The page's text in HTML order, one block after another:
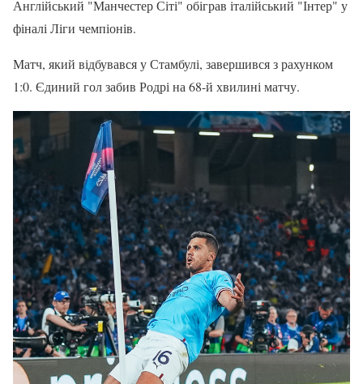
Англійський "Манчестер Сіті" обіграв італійський "Інтер" у
фіналі Ліги чемпіонів.
Матч, який відбувався у Стамбулі, завершився з рахунком
1:0. Єдиний гол забив Родрі на 68-й хвилині матчу.